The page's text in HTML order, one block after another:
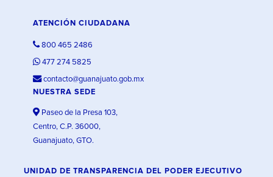
ATENCIÓN CIUDADANA
800 465 2486
477 274 5825
contacto@guanajuato.gob.mx
NUESTRA SEDE
Paseo de la Presa 103,
Centro, C.P. 36000,
Guanajuato, GTO.
UNIDAD DE TRANSPARENCIA DEL PODER EJECUTIVO